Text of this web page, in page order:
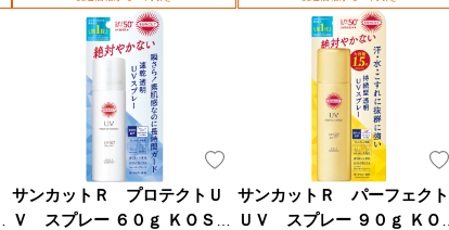
サンカットＲ プロテクトＵ
Ｖ スプレー ６０ｇ ＫＯＳＥ
サンカットＲ パーフェクト
ＵＶ スプレー ９０ｇ ＫＯＳ